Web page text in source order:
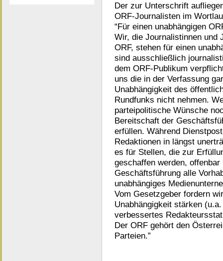
Der zur Unterschrift
ORF-Journalisten im
“Für einen unabhängigen
Wir, die Journalistinnen und
ORF, stehen für einen
sind ausschließlich
dem ORF-Publikum
uns die in der Verfassung
Unabhängigkeit des
Rundfunks nicht nehmen.
parteipolitische Wünsche
Bereitschaft der
erfüllen. Während
Redaktionen in längst
es für Stellen, die zur
geschaffen werden,
Geschäftsführung alle
unabhängiges
Vom Gesetzgeber fordern
Unabhängigkeit stärken
verbessertes
Der ORF gehört den
Parteien.”